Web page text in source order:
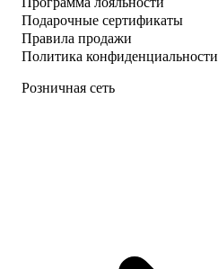
Подарочные сертификаты
Правила продажи
Политика конфиденциальности
Розничная сеть